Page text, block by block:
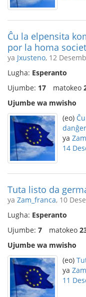
Ĉu la elpensita
por la homa
ya Jxusteno, 12
Lugha: Esperanto
Ujumbe: 17 matokeo
Ujumbe wa mwisho
(eo)
ya
14
Tuta listo da
ya Zam_franca, 10
Lugha: Esperanto
Ujumbe: 7 matokeo
Ujumbe wa mwisho
(eo)
ya
11